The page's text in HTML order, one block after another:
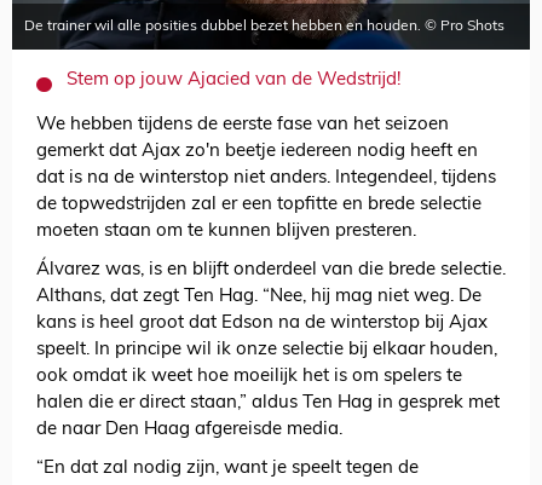
De trainer wil alle posities dubbel bezet hebben en houden. © Pro Shots
Stem op jouw Ajacied van de Wedstrijd!
We hebben tijdens de eerste fase van het seizoen
gemerkt dat Ajax zo'n beetje iedereen nodig heeft en
dat is na de winterstop niet anders. Integendeel, tijdens
de topwedstrijden zal er een topfitte en brede selectie
moeten staan om te kunnen blijven presteren.
Álvarez was, is en blijft onderdeel van die brede selectie.
Althans, dat zegt Ten Hag. “Nee, hij mag niet weg. De
kans is heel groot dat Edson na de winterstop bij Ajax
speelt. In principe wil ik onze selectie bij elkaar houden,
ook omdat ik weet hoe moeilijk het is om spelers te
halen die er direct staan,” aldus Ten Hag in gesprek met
de naar Den Haag afgereisde media.
“En dat zal nodig zijn, want je speelt tegen de